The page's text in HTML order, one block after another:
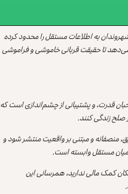
به اطلاعات مستقل را محدود کرده
تا حقیقت قربانی خاموشی و فراموشی
قدرت، و پشتیبانی از چشم‌اندازی است که
صلح زندگی کنند.
منصفانه و مبتنی بر واقعیت منتشر شود و
مستقل وابسته است.
کمک مالی ندارید، همرسانی این